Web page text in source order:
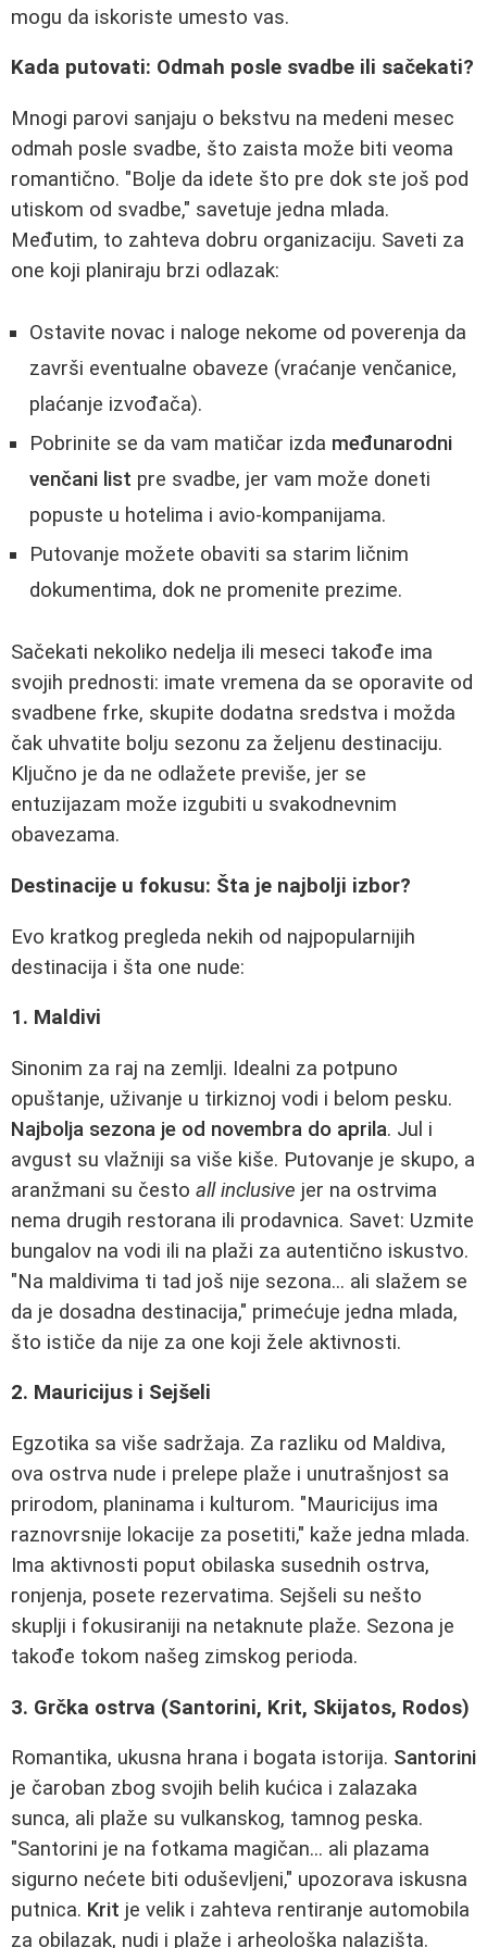
mogu da iskoriste umesto vas.
Kada putovati: Odmah posle svadbe ili sačekati?
Mnogi parovi sanjaju o bekstvu na medeni mesec
odmah posle svadbe, što zaista može biti veoma
romantično. "Bolje da idete što pre dok ste još pod
utiskom od svadbe," savetuje jedna mlada.
Međutim, to zahteva dobru organizaciju. Saveti za
one koji planiraju brzi odlazak:
Ostavite novac i naloge nekome od poverenja da
završi eventualne obaveze (vraćanje venčanice,
plaćanje izvođača).
Pobrinite se da vam matičar izda međunarodni
venčani list pre svadbe, jer vam može doneti
popuste u hotelima i avio-kompanijama.
Putovanje možete obaviti sa starim ličnim
dokumentima, dok ne promenite prezime.
Sačekati nekoliko nedelja ili meseci takođe ima
svojih prednosti: imate vremena da se oporavite od
svadbene frke, skupite dodatna sredstva i možda
čak uhvatite bolju sezonu za željenu destinaciju.
Ključno je da ne odlažete previše, jer se
entuzijazam može izgubiti u svakodnevnim
obavezama.
Destinacije u fokusu: Šta je najbolji izbor?
Evo kratkog pregleda nekih od najpopularnijih
destinacija i šta one nude:
1. Maldivi
Sinonim za raj na zemlji. Idealni za potpuno
opuštanje, uživanje u tirkiznoj vodi i belom pesku.
Najbolja sezona je od novembra do aprila. Jul i
avgust su vlažniji sa više kiše. Putovanje je skupo, a
aranžmani su često all inclusive jer na ostrvima
nema drugih restorana ili prodavnica. Savet: Uzmite
bungalov na vodi ili na plaži za autentično iskustvo.
"Na maldivima ti tad još nije sezona... ali slažem se
da je dosadna destinacija," primećuje jedna mlada,
što ističe da nije za one koji žele aktivnosti.
2. Mauricijus i Sejšeli
Egzotika sa više sadržaja. Za razliku od Maldiva,
ova ostrva nude i prelepe plaže i unutrašnjost sa
prirodom, planinama i kulturom. "Mauricijus ima
raznovrsnije lokacije za posetiti," kaže jedna mlada.
Ima aktivnosti poput obilaska susednih ostrva,
ronjenja, posete rezervatima. Sejšeli su nešto
skuplji i fokusiraniji na netaknute plaže. Sezona je
takođe tokom našeg zimskog perioda.
3. Grčka ostrva (Santorini, Krit, Skijatos, Rodos)
Romantika, ukusna hrana i bogata istorija. Santorini
je čaroban zbog svojih belih kućica i zalazaka
sunca, ali plaže su vulkanskog, tamnog peska.
"Santorini je na fotkama magičan... ali plazama
sigurno nećete biti oduševljeni," upozorava iskusna
putnica. Krit je velik i zahteva rentiranje automobila
za obilazak, nudi i plaže i arheološka nalazišta.